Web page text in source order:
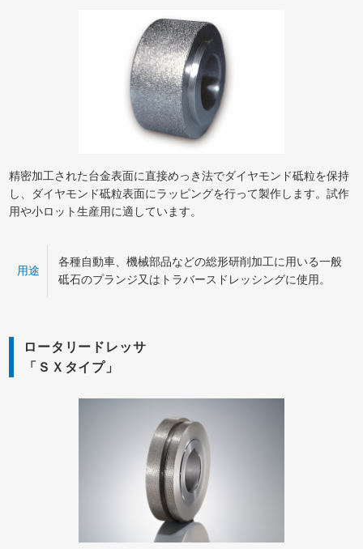
精密加工された台金表面に直接めっき法でダイヤモンド砥粒を保持
し、ダイヤモンド砥粒表面にラッピングを行って製作します。試作
用や小ロット生産用に適しています。
用途
各種自動車、機械部品などの総形研削加工に用いる一般
砥石のプランジ又はトラバースドレッシングに使用。
ロータリードレッサ
「ＳＸタイプ」